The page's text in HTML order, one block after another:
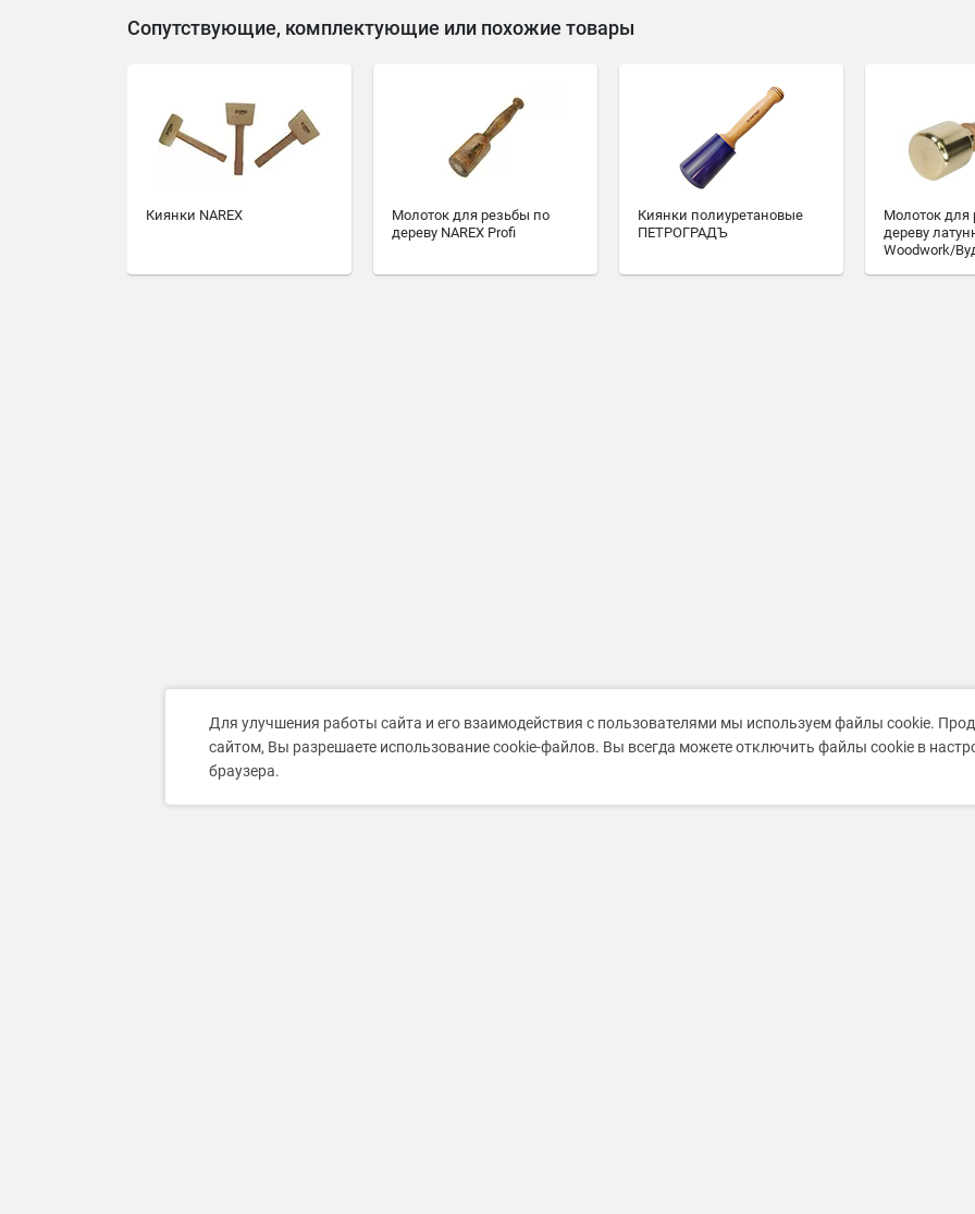
Сопутствующие, комплектующие или похожие товары
Киянки NAREX
Молоток для резьбы по
дереву NAREX Profi
Киянки полиуретановые
ПЕТРОГРАДЪ
Молоток для
дереву
Woodwork/
Для улучшения работы сайта и его взаимодействия с пользователями мы используем файлы cookie.
сайтом, Вы разрешаете использование cookie-файлов. Вы всегда можете отключить файлы cookie в
браузера.